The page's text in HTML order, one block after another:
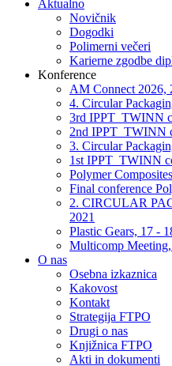
Aktualno
Novičnik
Dogodki
Polimerni večeri
Karierne zgodbe
Konference
AM Connect 2026,
4. Circular
3rd IPPT_TWINN
2nd IPPT_TWINN
3. Circular
1st IPPT_TWINN
Polymer
Final conference
2. CIRCULAR
2021
Plastic Gears, 17 -
Multicomp
O nas
Osebna izkaznica
Kakovost
Kontakt
Strategija FTPO
Drugi o nas
Knjižnica FTPO
Akti in dokumenti